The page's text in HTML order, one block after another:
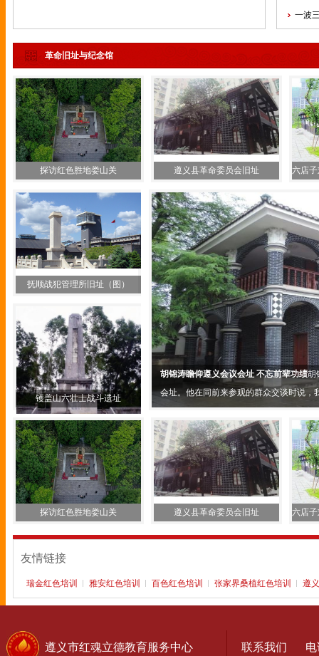
一波
革命旧址与纪念馆
探访红色胜地娄山关 遵义县革命委员会旧址 六店子
抚顺战犯管理所旧址（图）
镬盖山六壮士战斗遗址
胡锦涛瞻仰遵义会议会址 不忘前辈功绩胡
会址。他在同前来参观的群众交谈时说，
探访红色胜地娄山关 遵义县革命委员会旧址 六店子
友情链接
瑞金红色培训 雅安红色培训 百色红色培训 张家界桑植红色培训 遵
遵义市红魂立德教育服务中心 联系我们
电